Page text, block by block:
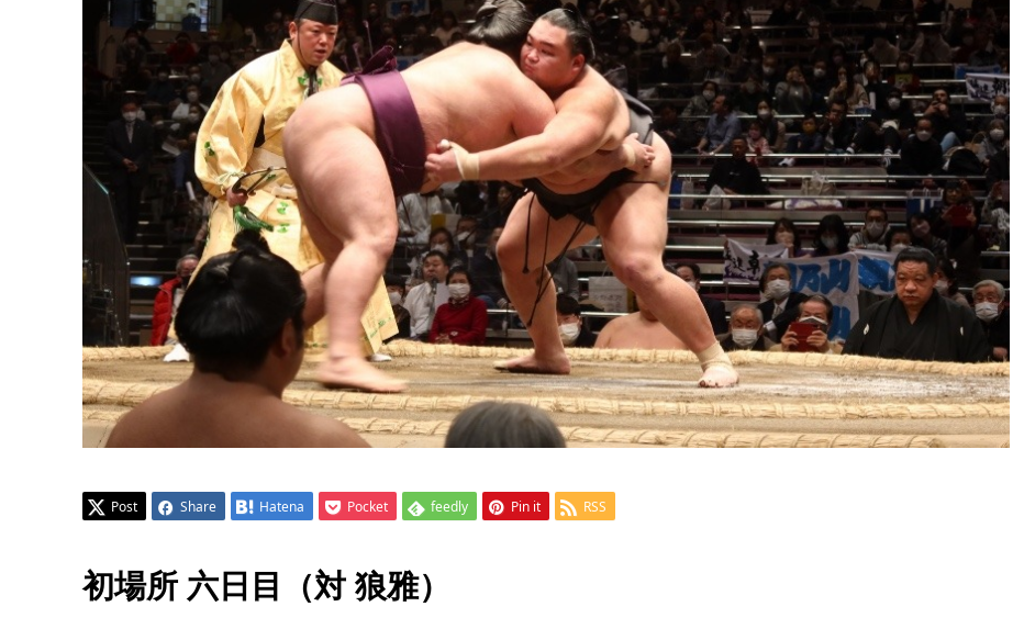
Post Share Hatena Pocket feedly Pin it RSS
初場所 六日目（対 狼雅）